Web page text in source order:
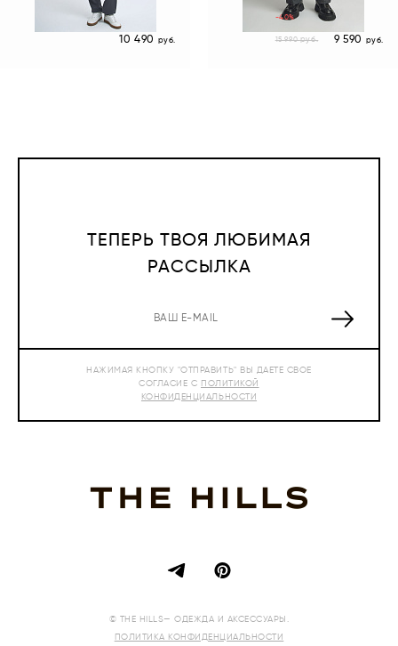
10 490 руб.
-40%
15 990руб. 9 590 руб.
ТЕПЕРЬ ТВОЯ ЛЮБИМАЯ
РАССЫЛКА
НАЖИМАЯ КНОПКУ "ОТПРАВИТЬ" ВЫ ДАЕТЕ СВОЕ
СОГЛАСИЕ С ПОЛИТИКОЙ
КОНФИДЕНЦИАЛЬНОСТИ
© THE HILLS— ОДЕЖДА И АКСЕССУАРЫ.
ПОЛИТИКА КОНФИДЕНЦИАЛЬНОСТИ